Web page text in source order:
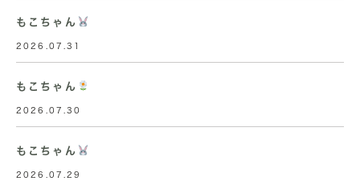
もこちゃん
2026.07.31
もこちゃん
2026.07.30
もこちゃん
2026.07.29